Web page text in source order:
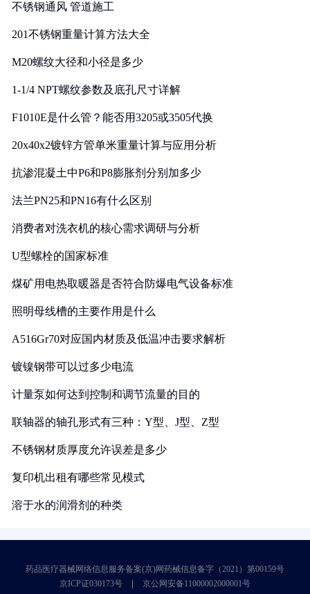
不锈钢通风 管道施工
201不锈钢重量计算方法大全
M20螺纹大径和小径是多少
1-1/4 NPT螺纹参数及底孔尺寸详解
F1010E是什么管？能否用3205或3505代换
20x40x2镀锌方管单米重量计算与应用分析
抗渗混凝土中P6和P8膨胀剂分别加多少
法兰PN25和PN16有什么区别
消费者对洗衣机的核心需求调研与分析
U型螺栓的国家标准
煤矿用电热取暖器是否符合防爆电气设备标准
照明母线槽的主要作用是什么
A516Gr70对应国内材质及低温冲击要求解析
镀镍钢带可以过多少电流
计量泵如何达到控制和调节流量的目的
联轴器的轴孔形式有三种：Y型、J型、Z型
不锈钢材质厚度允许误差是多少
复印机出租有哪些常见模式
溶于水的润滑剂的种类
药品医疗器械网络信息服务备案(京)网药械信息备字（2021）第00159号
京ICP证030173号
京公网安备11000002000001号